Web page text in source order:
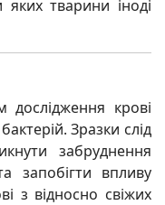
тварини іноді
дослідження крові
Зразки слід
забруднення
запобігти впливу
з відносно свіжих